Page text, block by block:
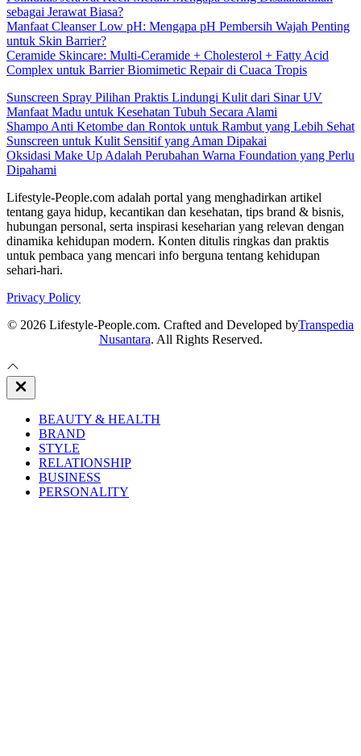
sebagai Jerawat Biasa?
Manfaat Cleanser Low pH: Mengapa pH Pembersih Wajah Penting
untuk Skin Barrier?
Ceramide Skincare: Multi-Ceramide + Cholesterol + Fatty Acid
Complex untuk Barrier Biomimetic Repair di Cuaca Tropis
Sunscreen Spray Pilihan Praktis Lindungi Kulit dari Sinar UV
Manfaat Madu untuk Kesehatan Tubuh Secara Alami
Shampo Anti Ketombe dan Rontok untuk Rambut yang Lebih Sehat
Sunscreen untuk Kulit Sensitif yang Aman Dipakai
Oksidasi Make Up Adalah Perubahan Warna Foundation yang Perlu
Dipahami
Lifestyle-People.com adalah portal yang menghadirkan artikel
tentang gaya hidup, kecantikan dan kesehatan, tips brand & bisnis,
hubungan personal, serta inspirasi keseharian yang relevan dengan
dinamika kehidupan modern. Konten ditulis ringkas dan praktis
untuk pembaca yang mencari info berguna tentang kehidupan
sehari-hari.
Privacy Policy
© 2026 Lifestyle-People.com. Crafted and Developed byTranspedia
Nusantara. All Rights Reserved.
Close
Off
BEAUTY & HEALTH
BRAND
STYLE
RELATIONSHIP
BUSINESS
PERSONALITY